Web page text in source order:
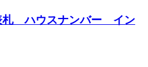
札 ハウスナンバー イン